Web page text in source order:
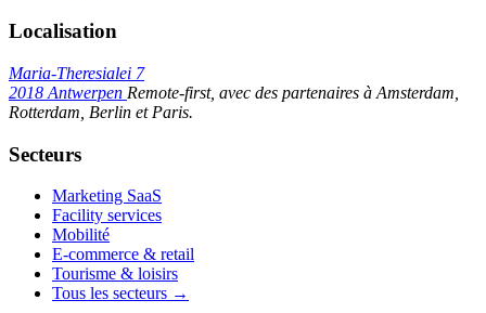
Localisation
Maria-Theresialei 7
2018 Antwerpen Remote-first, avec des partenaires à Amsterdam,
Rotterdam, Berlin et Paris.
Secteurs
Marketing SaaS
Facility services
Mobilité
E-commerce & retail
Tourisme & loisirs
Tous les secteurs →